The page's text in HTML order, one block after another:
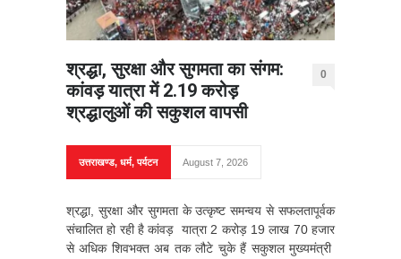
श्रद्धा, सुरक्षा और सुगमता का संगम:
कांवड़ यात्रा में 2.19 करोड़
श्रद्धालुओं की सकुशल वापसी
0
उत्तराखण्ड, धर्म,पर्यटन August 7, 2026
श्रद्धा, सुरक्षा और सुगमता के उत्कृष्ट समन्वय से सफलतापूर्वक
संचालित हो रही है कांवड़ यात्रा 2 करोड़ 19 लाख 70 हजार
से अधिक शिवभक्त अब तक लौटे चुके हैं सकुशल मुख्यमंत्री